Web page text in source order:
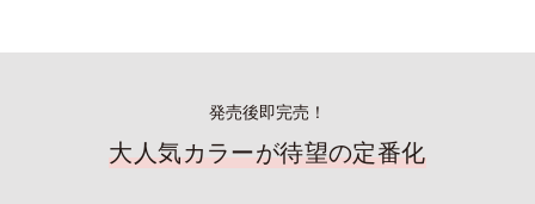
発売後即完売！
大人気カラーが待望の定番化